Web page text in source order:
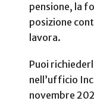
pensione, la
posizione
lavora.
Puoi
nell’ufficio
novembre